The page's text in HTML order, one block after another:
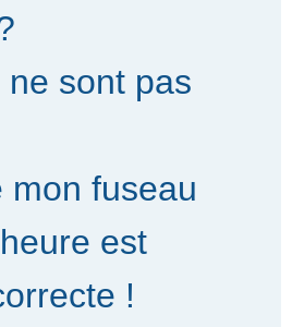
sont pas
mon fuseau
est
!